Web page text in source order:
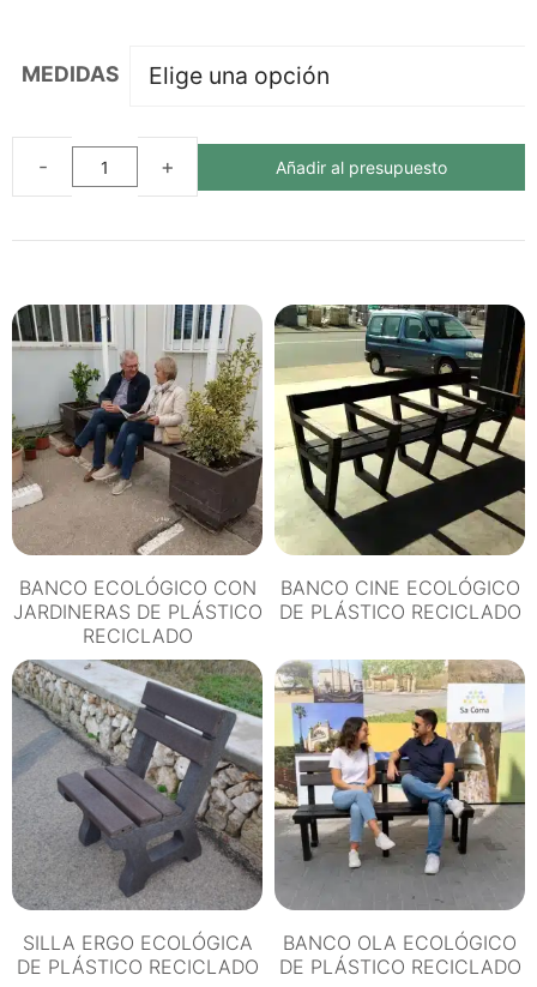
MEDIDAS
ECOLÓGICO
PLÁSTICO
RECICLADO
cantidad
Añadir al presupuesto
BANCO ECOLÓGICO CON
JARDINERAS DE PLÁSTICO
RECICLADO
BANCO CINE ECOLÓGICO
DE PLÁSTICO RECICLADO
SILLA ERGO ECOLÓGICA
DE PLÁSTICO RECICLADO
BANCO OLA ECOLÓGICO
DE PLÁSTICO RECICLADO